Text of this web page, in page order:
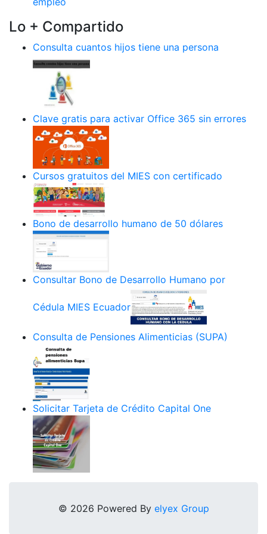
Lo + Compartido
Consulta cuantos hijos tiene una persona
Clave gratis para activar Office 365 sin errores
Cursos gratuitos del MIES con certificado
Bono de desarrollo humano de 50 dólares
Consultar Bono de Desarrollo Humano por
Cédula MIES Ecuador
Consulta de Pensiones Alimenticias (SUPA)
Solicitar Tarjeta de Crédito Capital One
© 2026 Powered By elyex Group